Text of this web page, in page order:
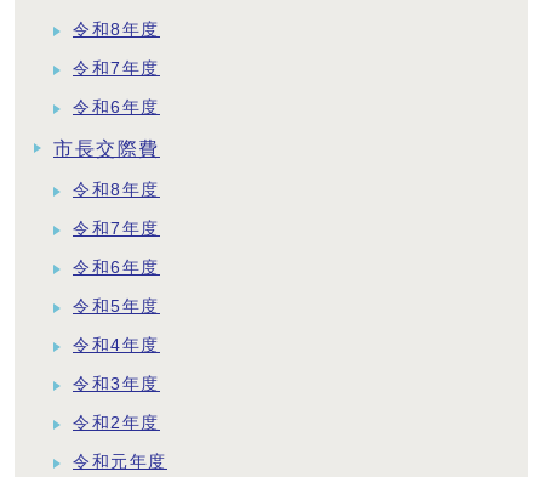
令和8年度
令和7年度
令和6年度
市長交際費
令和8年度
令和7年度
令和6年度
令和5年度
令和4年度
令和3年度
令和2年度
令和元年度